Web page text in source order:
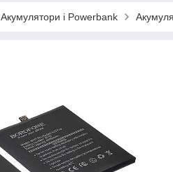
Акумулятори і Powerbank